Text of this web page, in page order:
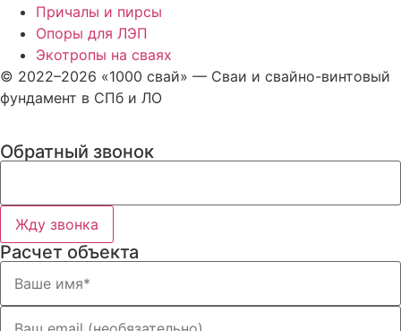
Причалы и пирсы
Опоры для ЛЭП
Экотропы на сваях
© 2022–2026 «1000 свай» — Сваи и свайно-винтовый
фундамент в СПб и ЛО
Обратный звонок
Жду звонка
Расчет объекта